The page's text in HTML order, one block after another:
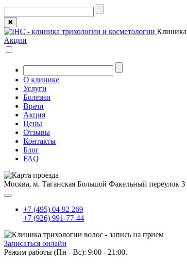
✖
Клиника
Акции
О клинике
Услуги
Болезни
Врачи
Акция
Цены
Отзывы
Контакты
Блог
FAQ
Москва, м. Таганская Большой Факельный переулок 3
+7 (495) 04 92 269
+7 (926) 991-77-44
Записаться онлайн
Режим работы (Пн - Вс): 9:00 - 21:00.